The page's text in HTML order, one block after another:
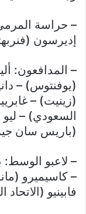
– حراسة
إديرسون
– المدافعون:
(يوفنتوس) –
(زينيت) –
السعودي) – ليو
(باريس سان
– لاعبو الوسط:
– كاسيميرو
فابينيو